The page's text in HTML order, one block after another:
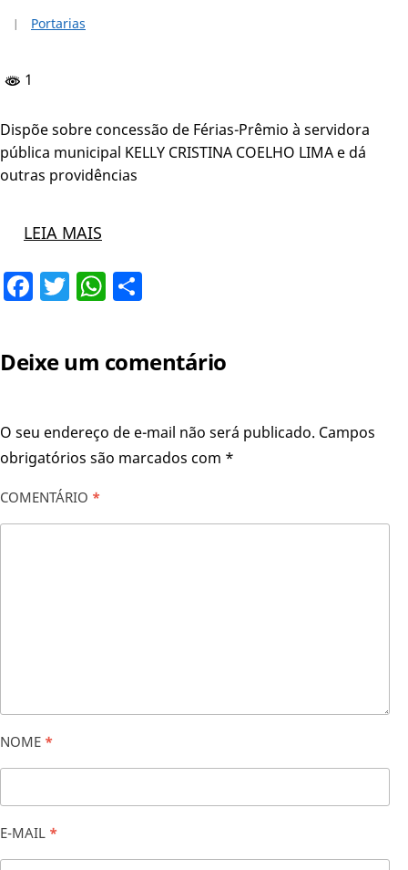
Portarias
1
Dispõe sobre concessão de Férias-Prêmio à servidora
pública municipal KELLY CRISTINA COELHO LIMA e dá
outras providências
LEIA MAIS
Facebook
TwitterWhatsApp
Deixe um comentário
O seu endereço de e-mail não será publicado. Campos
obrigatórios são marcados com *
COMENTÁRIO *
NOME *
E-MAIL *